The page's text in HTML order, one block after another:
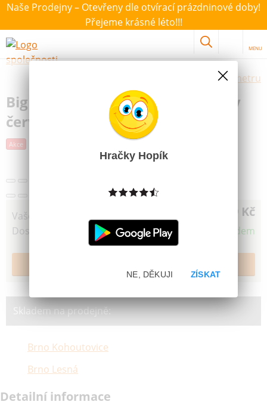
Naše Prodejny – Otevřeny dle otvírací prázdninové doby!
Přejeme krásné léto!!!
MENU
Výběr hraček dle zvoleného parametru
Big Ochranné návleky na botičky
červené
Akce Další obrázky
Vaše cena 49 Kč
Dostupnost Skladem
Skladem na prodejně:
Brno Kohoutovice
Brno Lesná
Detailní informace
Hračky Hopík
ZÍSKAT
NE, DĚKUJI